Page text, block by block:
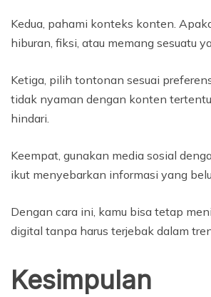
Kedua, pahami konteks konten.
hiburan, fiksi, atau memang sesuatu
Ketiga, pilih tontonan sesuai
tidak nyaman dengan konten
hindari.
Keempat, gunakan media sosial
ikut menyebarkan informasi yang
Dengan cara ini, kamu bisa tetap
digital tanpa harus terjebak dalam
Kesimpulan